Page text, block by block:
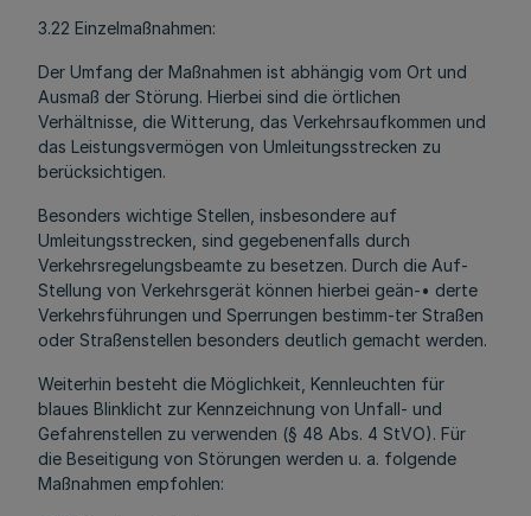
3.22 Einzelmaßnahmen:
Der Umfang der Maßnahmen ist abhängig vom Ort und
Ausmaß der Störung. Hierbei sind die örtlichen
Verhältnisse, die Witterung, das Verkehrsaufkommen und
das Leistungsvermögen von Umleitungsstrecken zu
berücksichtigen.
Besonders wichtige Stellen, insbesondere auf
Umleitungsstrecken, sind gegebenenfalls durch
Verkehrsregelungsbeamte zu besetzen. Durch die Auf-
Stellung von Verkehrsgerät können hierbei geän-• derte
Verkehrsführungen und Sperrungen bestimm-ter Straßen
oder Straßenstellen besonders deutlich gemacht werden.
Weiterhin besteht die Möglichkeit, Kennleuchten für
blaues Blinklicht zur Kennzeichnung von Unfall- und
Gefahrenstellen zu verwenden (§ 48 Abs. 4 StVO). Für
die Beseitigung von Störungen werden u. a. folgende
Maßnahmen empfohlen: